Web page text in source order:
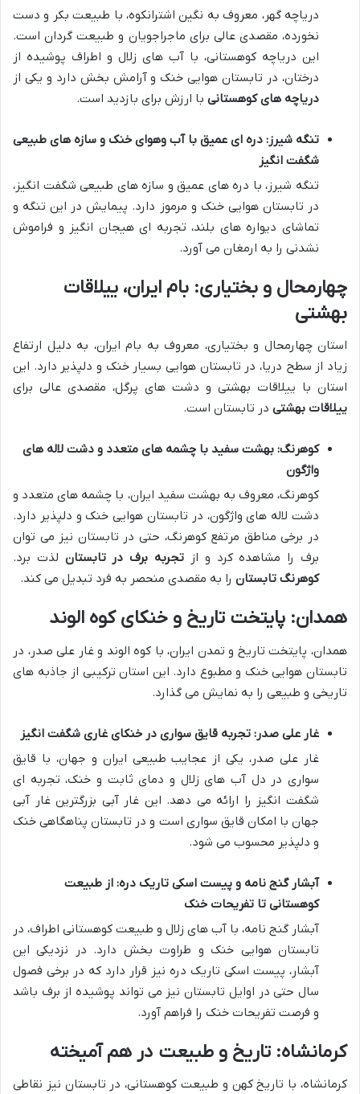
دریاچه گهر، معروف به نگین اشترانکوه، با طبیعت بکر و دست
نخورده، مقصدی عالی برای ماجراجویان و طبیعت گردان است.
این دریاچه کوهستانی، با آب های زلال و اطراف پوشیده از
درختان، در تابستان هوایی خنک و آرامش بخش دارد و یکی از
دریاچه های کوهستانی با ارزش برای بازدید است.
تنگه شیرز: دره ای عمیق با آب وهوای خنک و سازه های طبیعی
شگفت انگیز
تنگه شیرز، با دره های عمیق و سازه های طبیعی شگفت انگیز،
در تابستان هوایی خنک و مرموز دارد. پیمایش در این تنگه و
تماشای دیواره های بلند، تجربه ای هیجان انگیز و فراموش
نشدنی را به ارمغان می آورد.
چهارمحال و بختیاری: بام ایران، ییلاقات
بهشتی
استان چهارمحال و بختیاری، معروف به بام ایران، به دلیل ارتفاع
زیاد از سطح دریا، در تابستان هوایی بسیار خنک و دلپذیر دارد. این
استان با ییلاقات بهشتی و دشت های پرگل، مقصدی عالی برای
ییلاقات بهشتی در تابستان است.
کوهرنگ: بهشت سفید با چشمه های متعدد و دشت لاله های
واژگون
کوهرنگ، معروف به بهشت سفید ایران، با چشمه های متعدد و
دشت لاله های واژگون، در تابستان هوایی خنک و دلپذیر دارد.
در برخی مناطق مرتفع کوهرنگ، حتی در تابستان نیز می توان
برف را مشاهده کرد و از تجربه برف در تابستان لذت برد.
کوهرنگ تابستان را به مقصدی منحصر به فرد تبدیل می کند.
همدان: پایتخت تاریخ و خنکای کوه الوند
همدان، پایتخت تاریخ و تمدن ایران، با کوه الوند و غار علی صدر، در
تابستان هوایی خنک و مطبوع دارد. این استان ترکیبی از جاذبه های
تاریخی و طبیعی را به نمایش می گذارد.
غار علی صدر: تجربه قایق سواری در خنکای غاری شگفت انگیز
غار علی صدر، یکی از عجایب طبیعی ایران و جهان، با قایق
سواری در دل آب های زلال و دمای ثابت و خنک، تجربه ای
شگفت انگیز را ارائه می دهد. این غار آبی بزرگترین غار آبی
جهان با امکان قایق سواری است و در تابستان پناهگاهی خنک
و دلپذیر محسوب می شود.
آبشار گنج نامه و پیست اسکی تاریک دره: از طبیعت
کوهستانی تا تفریحات خنک
آبشار گنج نامه، با آب های زلال و طبیعت کوهستانی اطراف، در
تابستان هوایی خنک و طراوت بخش دارد. در نزدیکی این
آبشار، پیست اسکی تاریک دره نیز قرار دارد که در برخی فصول
سال حتی در اوایل تابستان نیز می تواند پوشیده از برف باشد
و فرصت تفریحات خنک را فراهم آورد.
کرمانشاه: تاریخ و طبیعت در هم آمیخته
کرمانشاه، با تاریخ کهن و طبیعت کوهستانی، در تابستان نیز نقاطی